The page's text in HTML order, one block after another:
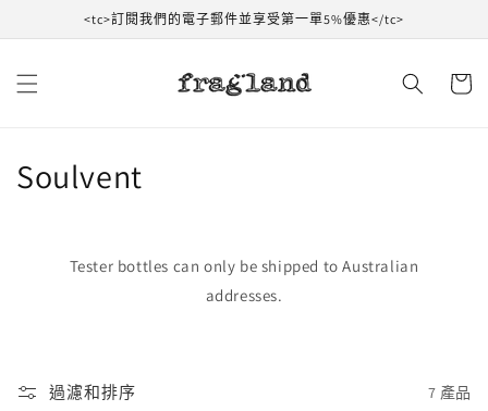
<tc>訂閱我們的電子郵件並享受第一單5%優惠</tc>
物
收
Soulvent
Tester bottles can only be shipped to Australian
addresses.
過濾和排序 7 產品